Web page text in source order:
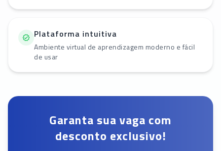
Plataforma intuitiva
Ambiente virtual de aprendizagem moderno e fácil
de usar
Garanta sua vaga com
desconto exclusivo!